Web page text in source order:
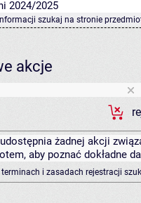
2024/2025
szukaj na stronie
akcje
żadnej akcji
aby poznać dokładne
i zasadach rejestracji